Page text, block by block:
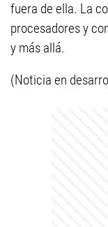
fuera de ella. La
procesadores y
y más allá.
(Noticia en